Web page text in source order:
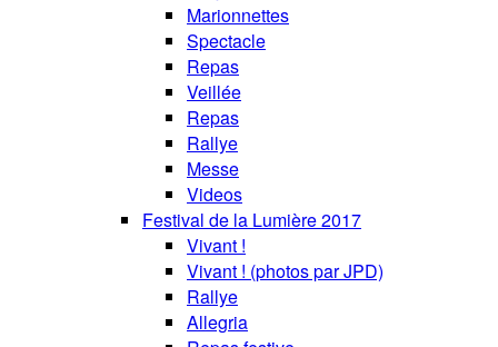
Marionnettes
Spectacle
Repas
Veillée
Repas
Rallye
Messe
Videos
Festival de la Lumière 2017
Vivant !
Vivant ! (photos par JPD)
Rallye
Allegria